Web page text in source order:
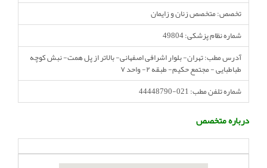
تخصص: متخصص زنان و زایمان
شماره نظام پزشکی: 49804
آدرس مطب: تهران- بلوار اشرافی اصفهانی- بالاتر از پل همت- نبش کوچه
طباطبایی - مجتمع حکیم- طبقه ۲- واحد ۷
شماره تلفن مطب: 021-44448790
درباره متخصص